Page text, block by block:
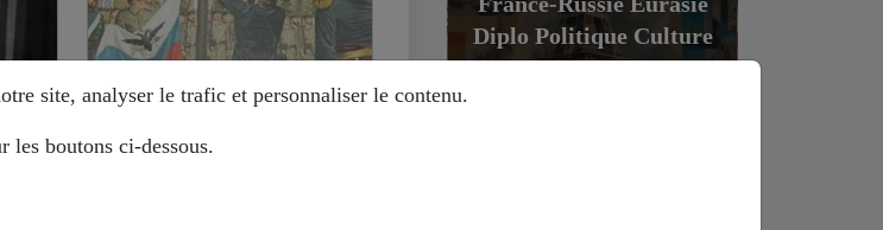
mardi août 12, 2025
Diplo Politique Culture
site, analyser le trafic et personnaliser le contenu.
les boutons ci-dessous.